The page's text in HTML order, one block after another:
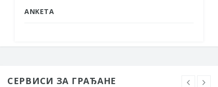
ANKETA
СЕРВИСИ ЗА ГРАЂАНЕ